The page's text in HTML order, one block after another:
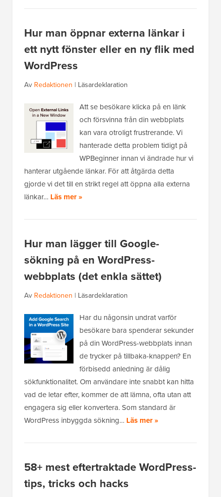
Hur man öppnar externa länkar i
ett nytt fönster eller en ny flik med
WordPress
Av Redaktionen | Läsardeklaration
Att se besökare klicka på en länk
och försvinna från din webbplats
kan vara otroligt frustrerande. Vi
hanterade detta problem tidigt på
WPBeginner innan vi ändrade hur vi
hanterar utgående länkar. För att åtgärda detta
gjorde vi det till en strikt regel att öppna alla externa
länkar… Läs mer »
Hur man lägger till Google-
sökning på en WordPress-
webbplats (det enkla sättet)
Av Redaktionen | Läsardeklaration
Har du någonsin undrat varför
besökare bara spenderar sekunder
på din WordPress-webbplats innan
de trycker på tillbaka-knappen? En
förbisedd anledning är dålig
sökfunktionalitet. Om användare inte snabbt kan hitta
vad de letar efter, kommer de att lämna, ofta utan att
engagera sig eller konvertera. Som standard är
WordPress inbyggda sökning… Läs mer »
58+ mest eftertraktade WordPress-
tips, tricks och hacks